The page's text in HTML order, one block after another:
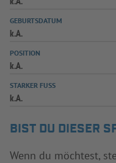
GEBURTSDATUM
k.A.
POSITION
k.A.
STARKER FUSS
k.A.
BIST DU DIESER
Wenn du möchtest,